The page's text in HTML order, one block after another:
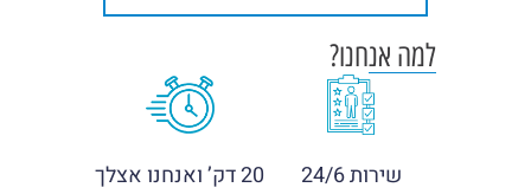
למה אנחנו?
שירות 24/6 20 דק’ ואנחנו אצלך